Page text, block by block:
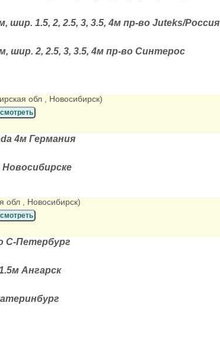
1.5, 2, 2.5, 3, 3.5, 4м пр-во Juteks/Россия
шир. 2, 2.5, 3, 3.5, 4м пр-во Синтерос
обл , Новосибирск)
4м Германия
обл , Новосибирск)
С-Петербург
Ангарск